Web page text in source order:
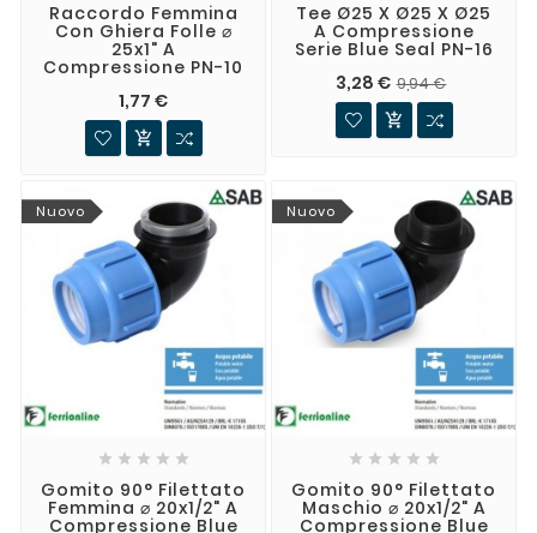
Raccordo Femmina
Con Ghiera Folle ⌀
25x1" A
Compressione PN-10
1,77 €

Tee Ø25 X Ø25 X Ø25
A Compressione
Serie Blue Seal PN-16
3,28 € 9,94 €

Nuovo
    
Gomito 90° Filettato
Femmina ⌀ 20x1/2" A
Compressione Blue
Nuovo
    
Gomito 90° Filettato
Maschio ⌀ 20x1/2" A
Compressione Blue